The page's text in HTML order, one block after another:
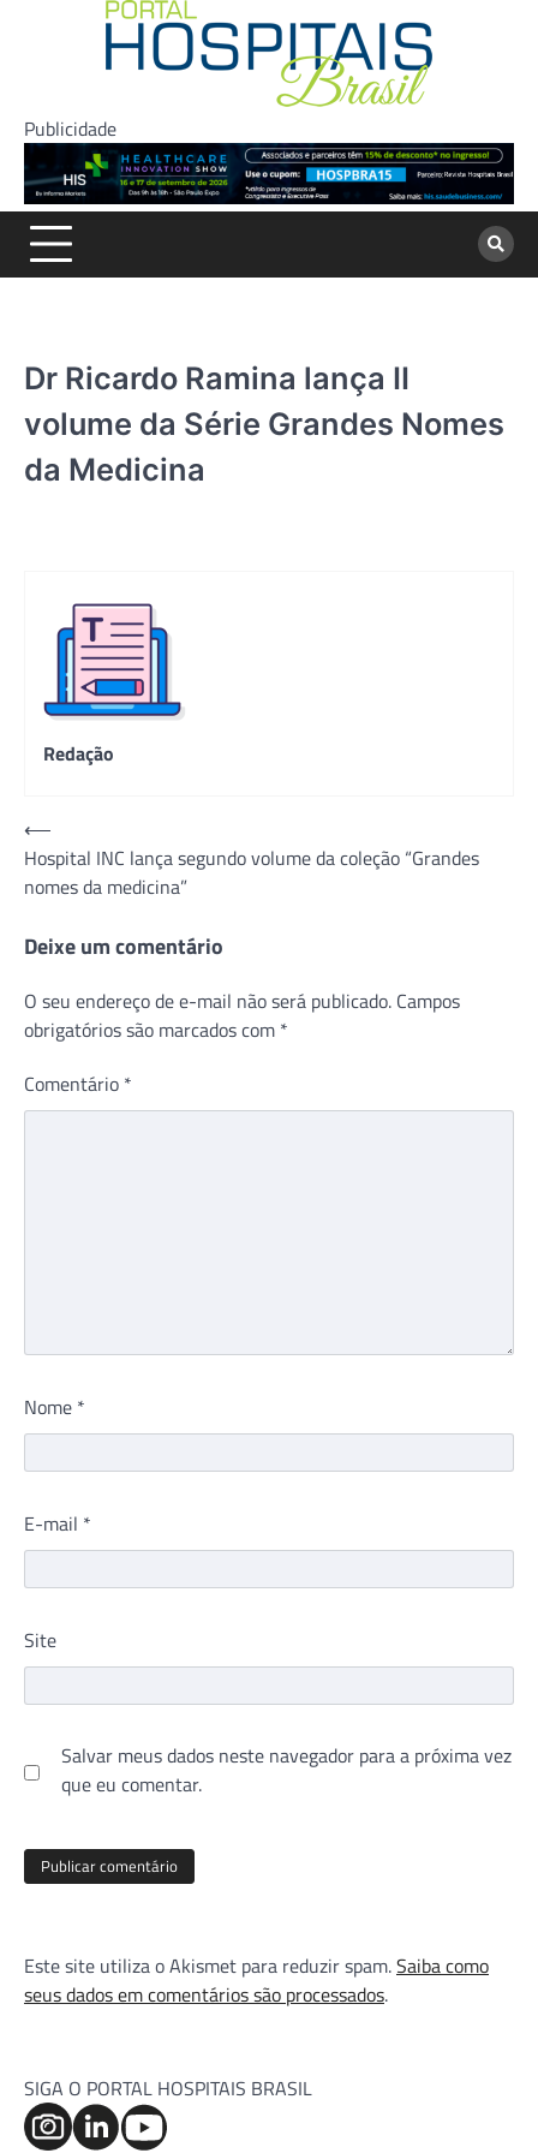
Publicidade
Dr Ricardo Ramina lança II
volume da Série Grandes Nomes
da Medicina
Redação
Navegação
de
Post
⟵
Hospital INC lança segundo volume da coleção “Grandes
nomes da medicina”
Deixe um comentário
O seu endereço de e-mail não será publicado. Campos
obrigatórios são marcados com *
Comentário *
Nome *
E-mail *
Site
Salvar meus dados neste navegador para a próxima vez
que eu comentar.
Este site utiliza o Akismet para reduzir spam.Saiba como
seus dados em comentários são processados.
SIGA O PORTAL HOSPITAIS BRASIL